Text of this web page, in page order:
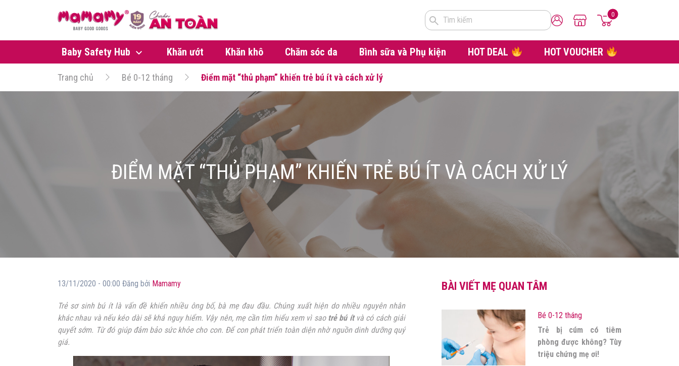
Tìm kiếm
0
Baby Safety Hub Khăn ướt Khăn khô Chăm sóc da Bình sữa và Phụ kiện HOT DEAL HOT VOUCHER
Trang chủ Bé 0-12 tháng Điểm mặt “thủ phạm” khiến trẻ bú ít và cách xử lý
ĐIỂM MẶT “THỦ PHẠM” KHIẾN TRẺ BÚ ÍT VÀ CÁCH XỬ LÝ
13/11/2020 - 00:00 Đăng bởi Mamamy
Trẻ sơ sinh bú ít là vấn đề khiến nhiều ông bố, bà mẹ đau đầu. Chúng xuất hiện do nhiều nguyên nhân
khác nhau và nếu kéo dài sẽ khá nguy hiểm. Vậy nên, mẹ cần tìm hiểu xem vì sao trẻ bú ítvà có cách giải
quyết sớm. Từ đó giúp đảm bảo sức khỏe cho con. Để con phát triển toàn diện nhờ nguồn dinh dưỡng quý
giá.
BÀI VIẾT MẸ QUAN TÂM
Bé 0-12 tháng
Trẻ bị cúm có tiêm
phòng được không? Tùy
triệu chứng mẹ ơi!